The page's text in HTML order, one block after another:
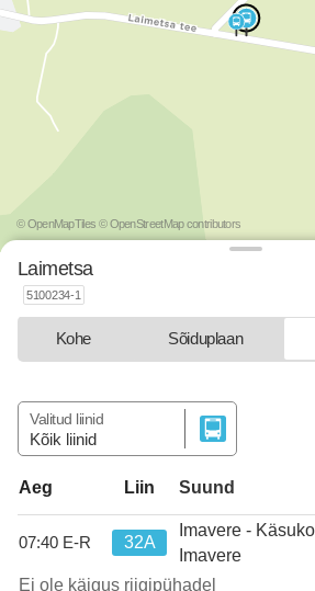
© OpenMapTiles © OpenStreetMap contributors
Laimetsa
5100234-1
Kohe Sõiduplaan
Valitud liinid
Kõik liinid
Aeg Liin Suund
07:40 E-R 32A
Imavere -
Imavere
Ei ole käigus riigipühadel